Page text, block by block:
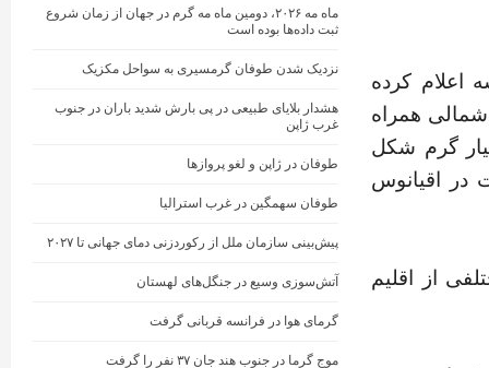
اعلام کرده
همراه
گرم شکل
در اقیانوس
از اقلیم
ماه مه ۲۰۲۶، دومین ماه مه گرم در جهان از زمان شروع
ثبت داده‌ها بوده است
نزدیک شدن طوفان گرمسیری به سواحل مکزیک
هشدار بلایای طبیعی در پی بارش شدید باران در جنوب
غرب ژاپن
طوفان در ژاپن و لغو پروازها
طوفان سهمگین در غرب استرالیا
پیش‌بینی سازمان ملل از رکوردزنی دمای جهانی تا ۲۰۲۷
آتش‌سوزی وسیع در جنگل‌های لهستان
گرمای هوا در فرانسه قربانی گرفت
موج گرما در جنوب هند جان ۳۷ نفر را گرفت